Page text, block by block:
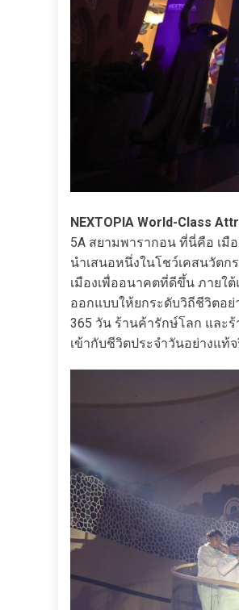
NEXTOPIA World-Class
5A สยามพารากอน ที่นี่คือ เมื
นำเสนอหนึ่งในโชว์เคสนวัต
เมืองเพื่ออนาคตที่ดีขึ้น ภายใต้
ออกแบบให้ยกระดับวิถีชีวิตอ
365 วัน ร้านค้ารักษ์โลก และ
เข้ากับชีวิตประจำวันอย่างแท้จ